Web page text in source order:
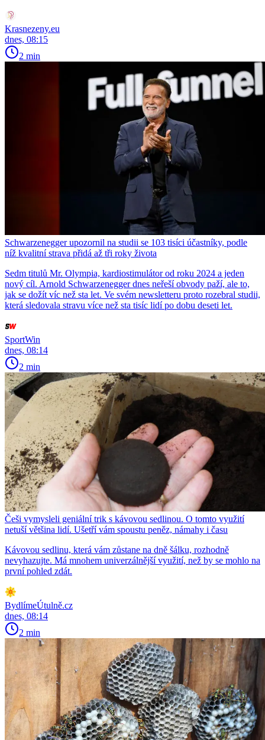
Krasnezeny.eu
dnes, 08:15
2 min
Schwarzenegger upozornil na studii se 103 tisíci účastníky, podle
níž kvalitní strava přidá až tři roky života
Sedm titulů Mr. Olympia, kardiostimulátor od roku 2024 a jeden
nový cíl. Arnold Schwarzenegger dnes neřeší obvody paží, ale to,
jak se dožít víc než sta let. Ve svém newsletteru proto rozebral studii,
která sledovala stravu více než sta tisíc lidí po dobu deseti let.
SportWin
dnes, 08:14
2 min
Češi vymysleli geniální trik s kávovou sedlinou. O tomto využití
netuší většina lidí. Ušetří vám spoustu peněz, námahy i času
Kávovou sedlinu, která vám zůstane na dně šálku, rozhodně
nevyhazujte. Má mnohem univerzálnější využití, než by se mohlo na
první pohled zdát.
BydlímeÚtulně.cz
dnes, 08:14
2 min